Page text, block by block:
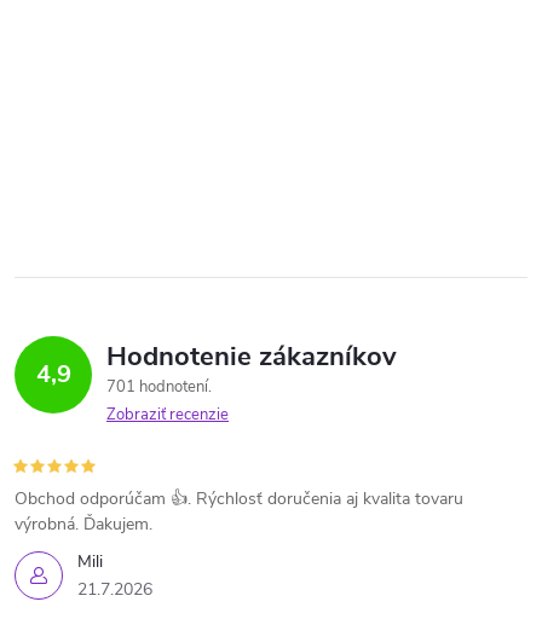
4,9 Hodnotenie zákazníkov
701 hodnotení
Zobraziť recenzie
Mili
21.7.2026
Obchod odporúčam 👍. Rýchlosť doručenia aj kvalita tovaru
výrobná. Ďakujem.